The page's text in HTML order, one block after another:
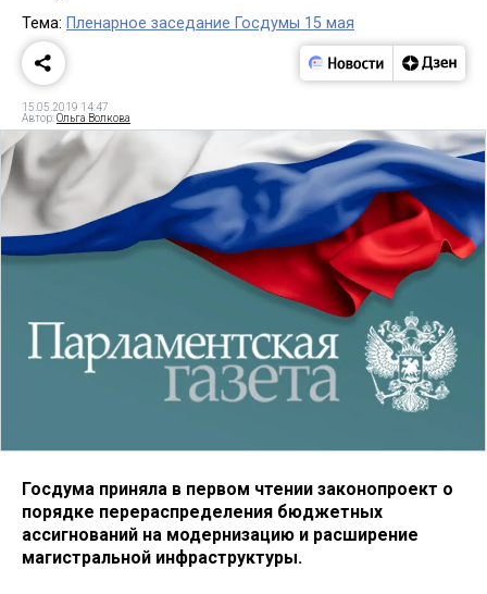
Тема: Пленарное заседание Госдумы 15 мая
15.05.2019 14:47
Автор:Ольга Волкова
Госдума приняла в первом чтении законопроект о
порядке перераспределения бюджетных
ассигнований на модернизацию и расширение
магистральной инфраструктуры.